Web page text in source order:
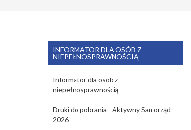
INFORMATOR DLA OSÓB Z
NIEPEŁNOSPRAWNOŚCIĄ
Informator dla osób z
niepełnosprawnością
Druki do pobrania - Aktywny Samorząd
2026